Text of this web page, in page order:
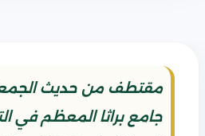
مقتطف من حديث
جامع براثا المعظم في